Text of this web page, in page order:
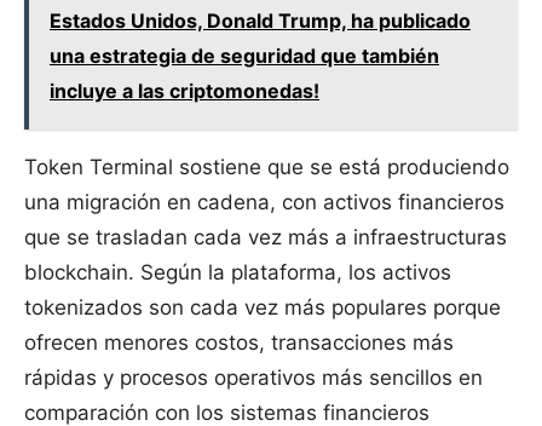
Estados Unidos, Donald Trump, ha publicado
una estrategia de seguridad que también
incluye a las criptomonedas!
Token Terminal sostiene que se está produciendo
una migración en cadena, con activos financieros
que se trasladan cada vez más a infraestructuras
blockchain. Según la plataforma, los activos
tokenizados son cada vez más populares porque
ofrecen menores costos, transacciones más
rápidas y procesos operativos más sencillos en
comparación con los sistemas financieros